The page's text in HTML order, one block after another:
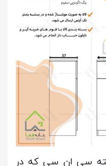
سی ان سی که در